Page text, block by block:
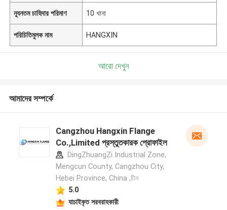
ন্যূনতম চাহিদার পরিমাণ 10 খানা
পরিচিতিমুলক নাম HANGXIN
আরো দেখুন
আমাদের সম্পর্কে
Cangzhou Hangxin Flange
Co.,Limited প্রস্তুতকারক প্রোফাইল
DingZhuangZi Industrial Zone,
Mengcun County, Cangzhou City,
Hebei Province, China ,চীন
5.0
যাচাইকৃত সরবরাহকারী